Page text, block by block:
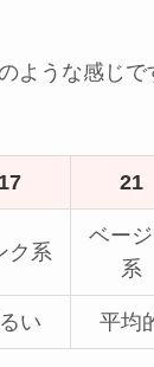
ような感じで
17 21
ク系
ベー
系
い 平均